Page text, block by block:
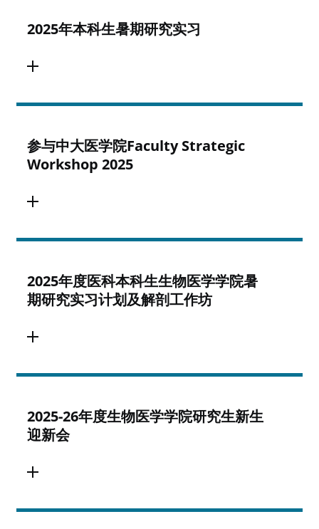
2025年本科生暑期研究实习
参与中大医学院Faculty Strategic
Workshop 2025
2025年度医科本科生生物医学学院暑
期研究实习计划及解剖工作坊
2025-26年度生物医学学院研究生新生
迎新会